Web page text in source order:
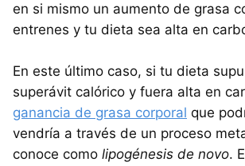
en si mismo un aumento de grasa
entrenes y tu dieta sea alta en
En este último caso, si tu dieta
superávit calórico y fuera alta en
ganancia de grasa corporal que
vendría a través de un proceso
conoce como lipogénesis de novo.